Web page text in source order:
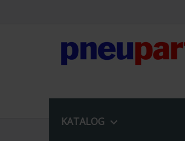
KATALOG 